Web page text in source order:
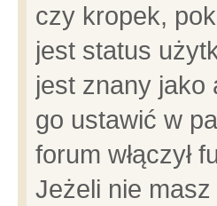
czy kropek,
jest status
jest znany jako
go ustawić w
forum włączył
Jeżeli nie